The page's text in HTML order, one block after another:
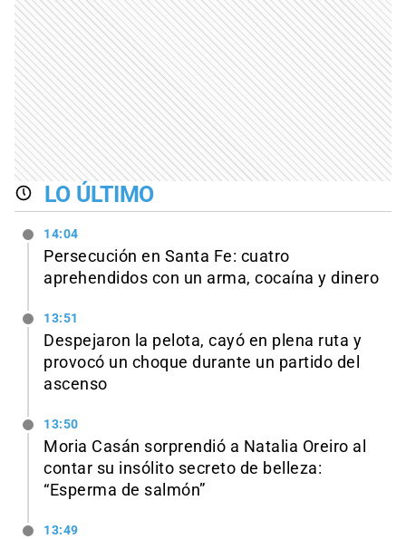
LO ÚLTIMO
14:04
Persecución en Santa Fe: cuatro
aprehendidos con un arma, cocaína y dinero
13:51
Despejaron la pelota, cayó en plena ruta y
provocó un choque durante un partido del
ascenso
13:50
Moria Casán sorprendió a Natalia Oreiro al
contar su insólito secreto de belleza:
“Esperma de salmón”
13:49